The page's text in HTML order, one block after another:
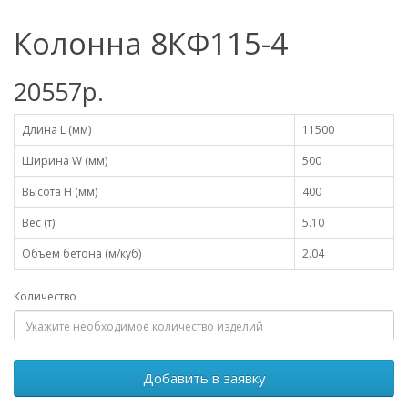
Колонна 8КФ115-4
20557р.
Длина L (мм)
11500
Ширина W (мм)
500
Высота H (мм)
400
Вес (т)
5.10
Объем бетона (м/куб)
2.04
Количество
Добавить в заявку